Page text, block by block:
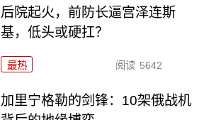
后院起火，前防长逼宫泽连斯
基，低头或硬扛？
最热 阅读 5642
加里宁格勒的剑锋：10架俄战机